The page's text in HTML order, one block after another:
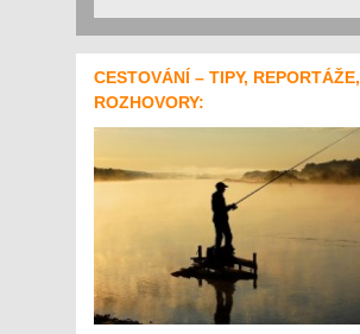
CESTOVÁNÍ – TIPY, REPORTÁŽE,
ROZHOVORY: